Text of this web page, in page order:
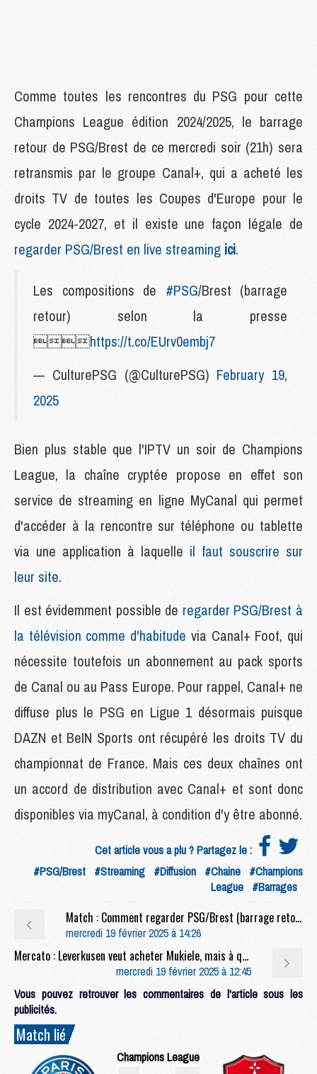
Comme toutes les rencontres du PSG pour cette
Champions League édition 2024/2025, le barrage
retour de PSG/Brest de ce mercredi soir (21h) sera
retransmis par le groupe Canal+, qui a acheté les
droits TV de toutes les Coupes d'Europe pour le
cycle 2024-2027, et il existe une façon légale de
regarder PSG/Brest en live streaming ici.
Les compositions de #PSG/Brest (barrage
retour) selon la presse
https://t.co/EUrv0embj7
— CulturePSG (@CulturePSG) February 19,
2025
Bien plus stable que l'IPTV un soir de Champions
League, la chaîne cryptée propose en effet son
service de streaming en ligne MyCanal qui permet
d'accéder à la rencontre sur téléphone ou tablette
via une application à laquelle il faut souscrire sur
leur site.
Il est évidemment possible de regarder PSG/Brest à
la télévision comme d'habitude via Canal+ Foot, qui
nécessite toutefois un abonnement au pack sports
de Canal ou au Pass Europe. Pour rappel, Canal+ ne
diffuse plus le PSG en Ligue 1 désormais puisque
DAZN et BeIN Sports ont récupéré les droits TV du
championnat de France. Mais ces deux chaînes ont
un accord de distribution avec Canal+ et sont donc
disponibles via myCanal, à condition d'y être abonné.
Cet article vous a plu ? Partagez le :
#PSG/Brest #Streaming #Diffusion #Chaine #Champions
League #Barrages
Match : Comment regarder PSG/Brest (barrage retour) à l'étranger
mercredi 19 février 2025 à 14:26
Mercato : Leverkusen veut acheter Mukiele, mais à quel prix ?
mercredi 19 février 2025 à 12:45
Vous pouvez retrouver les commentaires de l'article sous les
publicités.
Match lié
Champions League